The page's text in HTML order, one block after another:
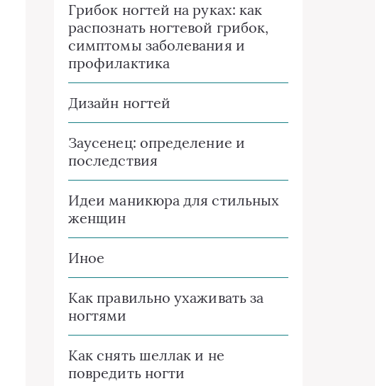
Грибок ногтей на руках: как
распознать ногтевой грибок,
симптомы заболевания и
профилактика
Дизайн ногтей
Заусенец: определение и
последствия
Идеи маникюра для стильных
женщин
Иное
Как правильно ухаживать за
ногтями
Как снять шеллак и не
повредить ногти